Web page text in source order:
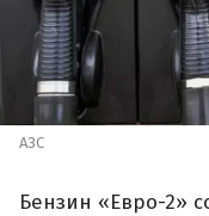
АЗС
Бензин «Евро-2»